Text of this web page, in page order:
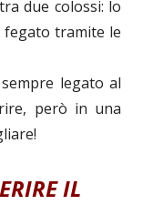
due colossi: lo
fegato tramite le
legato al
però in una
IL